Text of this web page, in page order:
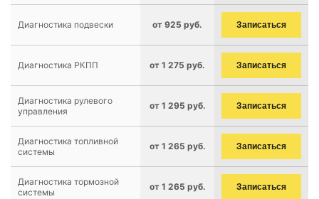
Диагностика подвески от 925 руб. Записаться
Диагностика РКПП от 1 275 руб. Записаться
Диагностика рулевого
управления
от 1 295 руб. Записаться
Диагностика топливной
системы
от 1 265 руб. Записаться
Диагностика тормозной
системы
от 1 265 руб. Записаться